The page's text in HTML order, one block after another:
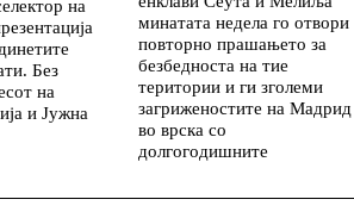
на
Без
на
и Јужна
минатата недела го отвори
повторно прашањето за
безбедноста на тие
територии и ги зголеми
загриженостите на Мадрид
во врска со
долгогодишните